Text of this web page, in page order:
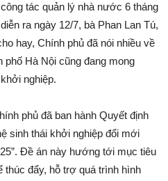
tác quản lý nhà nước 6 tháng
ra ngày 12/7, bà Phan Lan Tú,
hay, Chính phủ đã nói nhiều về
phố Hà Nội cũng đang mong
nghiệp.
phủ đã ban hành Quyết định
sinh thái khởi nghiệp đổi mới
Đề án này hướng tới mục tiêu
đẩy, hỗ trợ quá trình hình